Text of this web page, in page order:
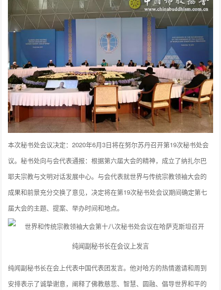
本次秘书处会议决定：2020年6月3日将在努尔苏丹召开第19次秘书处会
议。秘书处向与会代表通报：根据第六届大会的精神，成立了纳扎尔巴
耶夫宗教与文明对话发展中心。与会代表就世界与传统宗教领袖大会的
成果和前景充分交换了意见，决定将在第19次秘书处会议期间确定第七
届大会的主题、提案、举办时间和地点。
纯闻副秘书长在会议上发言
纯闻副秘书长在会上代表中国代表团发言。他对哈方的热情邀请和周到
安排表示了诚挚谢意，阐释了佛教慈悲、智慧、圆融、倡导世界和平的